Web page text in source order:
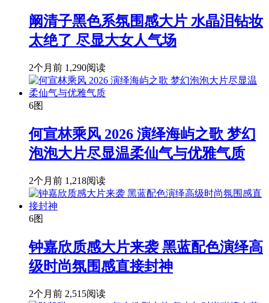
阚清子黑色系氛围感大片 水晶泪钻妆
太绝了 尽显大女人气场
2个月前 1,290阅读
6图
何宣林乘风 2026 演绎海屿之歌 梦幻
泡泡大片尽显温柔仙气与优雅气质
2个月前 1,218阅读
6图
钟嘉欣质感大片来袭 黑蓝配色演绎高
级时尚氛围感直接封神
2个月前 2,515阅读